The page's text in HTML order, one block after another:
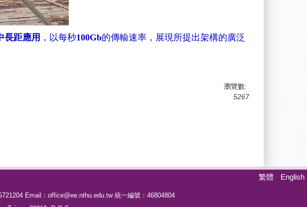
長距應用 ，以每秒100Gb的傳輸速率，展現所提出架構的廣泛
瀏覽數:
5267
繁體 English
Email：office@ee.nthu.edu.tw 統一編號：46804804